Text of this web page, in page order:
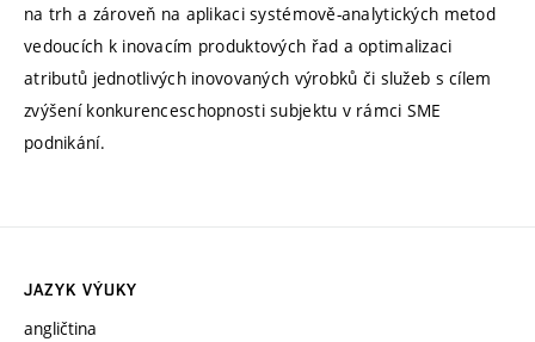
na trh a zároveň na aplikaci systémově-analytických metod
vedoucích k inovacím produktových řad a optimalizaci
atributů jednotlivých inovovaných výrobků či služeb s cílem
zvýšení konkurenceschopnosti subjektu v rámci SME
podnikání.
JAZYK VÝUKY
angličtina